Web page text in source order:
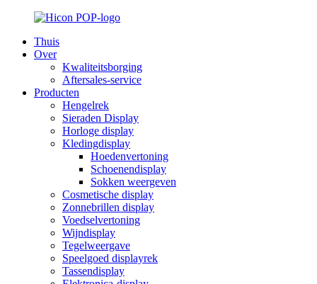
Thuis
Over
Kwaliteitsborging
Aftersales-service
Producten
Hengelrek
Sieraden Display
Horloge display
Kledingdisplay
Hoedenvertoning
Schoenendisplay
Sokken weergeven
Cosmetische display
Zonnebrillen display
Voedselvertoning
Wijndisplay
Tegelweergave
Speelgoed displayrek
Tassendisplay